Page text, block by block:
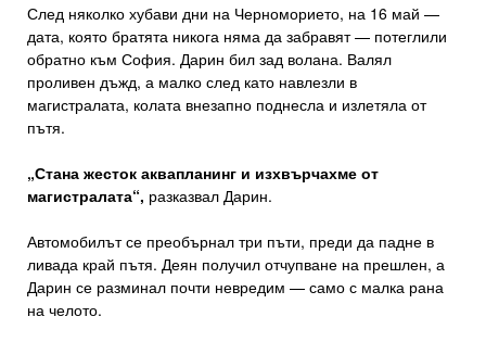
След няколко хубави дни на Черноморието, на 16 май —
дата, която братята никога няма да забравят — потеглили
обратно към София. Дарин бил зад волана. Валял
проливен дъжд, а малко след като навлезли в
магистралата, колата внезапно поднесла и излетяла от
пътя.
„Стана жесток аквапланинг и изхвърчахме от
магистралата“, разказвал Дарин.
Автомобилът се преобърнал три пъти, преди да падне в
ливада край пътя. Деян получил отчупване на прешлен, а
Дарин се разминал почти невредим — само с малка рана
на челото.